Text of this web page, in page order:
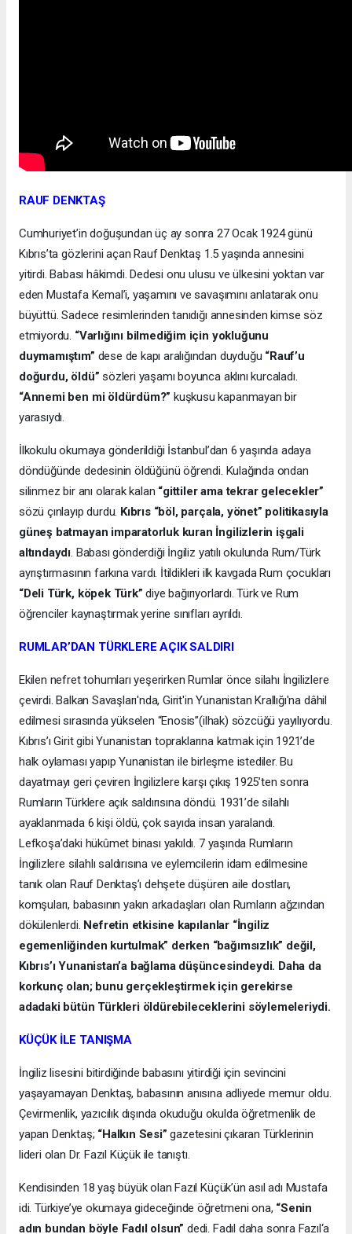
RAUF DENKTAŞ
Cumhuriyet’in doğuşundan üç ay sonra 27 Ocak 1924 günü
Kıbrıs’ta gözlerini açan Rauf Denktaş 1.5 yaşında annesini
yitirdi. Babası hâkimdi. Dedesi onu ulusu ve ülkesini yoktan var
eden Mustafa Kemal’i, yaşamını ve savaşımını anlatarak onu
büyüttü. Sadece resimlerinden tanıdığı annesinden kimse söz
etmiyordu. “Varlığını bilmediğim için yokluğunu
duymamıştım” dese de kapı aralığından duyduğu “Rauf’u
doğurdu, öldü” sözleri yaşamı boyunca aklını kurcaladı.
“Annemi ben mi öldürdüm?”kuşkusu kapanmayan bir
yarasıydı.
İlkokulu okumaya gönderildiği İstanbul’dan 6 yaşında adaya
döndüğünde dedesinin öldüğünü öğrendi. Kulağında ondan
silinmez bir anı olarak kalan “gittiler ama tekrar gelecekler”
sözü çınlayıp durdu. Kıbrıs “böl, parçala, yönet” politikasıyla
güneş batmayan imparatorluk kuran İngilizlerin işgali
altındaydı. Babası gönderdiği İngiliz yatılı okulunda Rum/Türk
ayrıştırmasının farkına vardı. İtildikleri ilk kavgada Rum çocukları
“Deli Türk, köpek Türk” diye bağırıyorlardı. Türk ve Rum
öğrenciler kaynaştırmak yerine sınıfları ayrıldı.
RUMLAR’DAN TÜRKLERE AÇIK SALDIRI
Ekilen nefret tohumları yeşerirken Rumlar önce silahı İngilizlere
çevirdi. Balkan Savaşları'nda, Girit'in Yunanistan Krallığı'na dâhil
edilmesi sırasında yükselen “Enosis”(ilhak) sözcüğü yayılıyordu.
Kıbrıs’ı Girit gibi Yunanistan topraklarına katmak için 1921’de
halk oylaması yapıp Yunanistan ile birleşme istediler. Bu
dayatmayı geri çeviren İngilizlere karşı çıkış 1925’ten sonra
Rumların Türklere açık saldırısına döndü. 1931’de silahlı
ayaklanmada 6 kişi öldü, çok sayıda insan yaralandı.
Lefkoşa’daki hükûmet binası yakıldı. 7 yaşında Rumların
İngilizlere silahlı saldırısına ve eylemcilerin idam edilmesine
tanık olan Rauf Denktaş’ı dehşete düşüren aile dostları,
komşuları, babasının yakın arkadaşları olan Rumların ağzından
dökülenlerdi. Nefretin etkisine kapılanlar “İngiliz
egemenliğinden kurtulmak” derken “bağımsızlık” değil,
Kıbrıs’ı Yunanistan’a bağlama düşüncesindeydi. Daha da
korkunç olan; bunu gerçekleştirmek için gerekirse
adadaki bütün Türkleri öldürebileceklerini söylemeleriydi.
KÜÇÜK İLE TANIŞMA
İngiliz lisesini bitirdiğinde babasını yitirdiği için sevincini
yaşayamayan Denktaş, babasının anısına adliyede memur oldu.
Çevirmenlik, yazıcılık dışında okuduğu okulda öğretmenlik de
yapan Denktaş; “Halkın Sesi”gazetesini çıkaran Türklerinin
lideri olan Dr. Fazıl Küçük ile tanıştı.
Kendisinden 18 yaş büyük olan Fazıl Küçük’ün asıl adı Mustafa
idi. Türkiye’ye okumaya gideceğinde öğretmeni ona, “Senin
adın bundan böyle Fadıl olsun” dedi. Fadıl daha sonra Fazıl‘a